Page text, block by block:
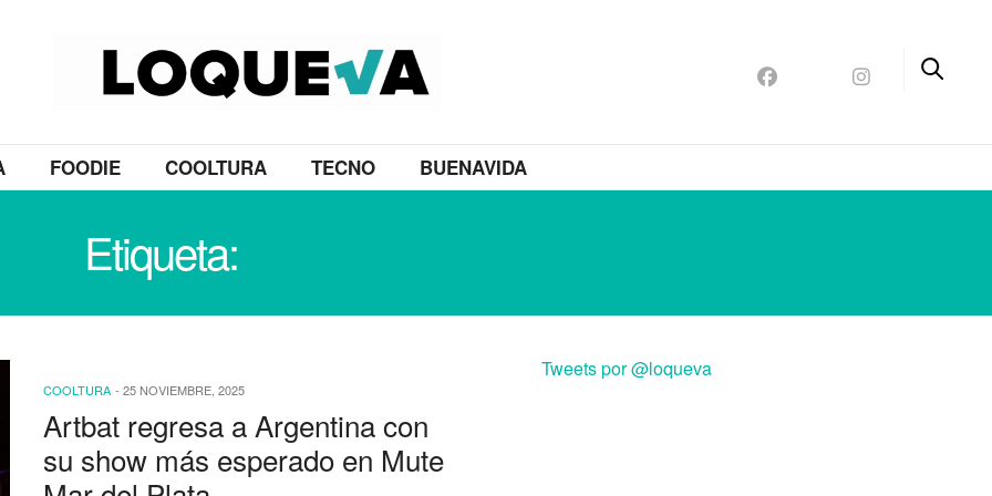
FOODIE COOLTURA TECNO BUENAVIDA
Etiqueta:
COOLTURA - 25 NOVIEMBRE, 2025
Artbat regresa a Argentina con
su show más esperado en Mute
Tweets por @loqueva